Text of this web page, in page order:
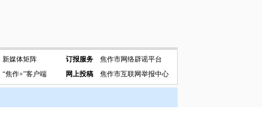
新媒体矩阵
“焦作+”客户端
订报服务
焦作市网络辟谣平台
网上投稿
焦作市互联网举报中心